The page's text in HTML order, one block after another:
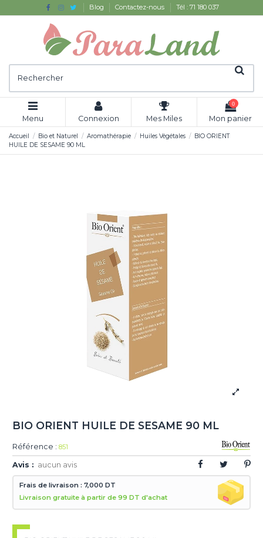
Blog Contactez-nous Tél : 71 180 037
Menu Connexion Mes Miles
0
Mon panier
Accueil Bio et Naturel Aromathérapie Huiles Végétales
BIO ORIENT
HUILE DE SESAME 90 ML
BIO ORIENT HUILE DE SESAME 90 ML
Référence : 851
Avis : aucun avis
Frais de livraison : 7,000 DT
Livraison gratuite à partir de 99 DT d'achat